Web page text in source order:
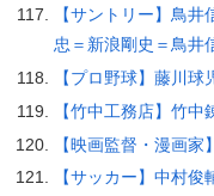
【サントリー】鳥
忠＝新浪剛史＝鳥井
【プロ野球】藤川球
【竹中工務店】竹
【映画監督・漫画家
【サッカー】中村俊